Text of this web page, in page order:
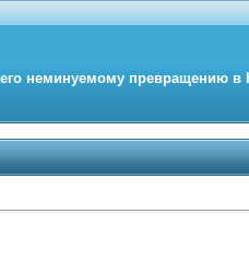
неминуемому превращению в